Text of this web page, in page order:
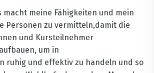
macht meine Fähigkeiten und mein
Personen zu vermitteln,damit die
und Kursteilnehmer
um in
ruhig und effektiv zu handeln und so